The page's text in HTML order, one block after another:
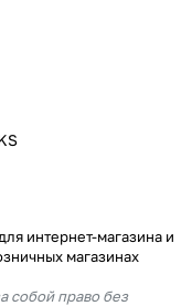
интернет-магазина и
магазинах
собой право без